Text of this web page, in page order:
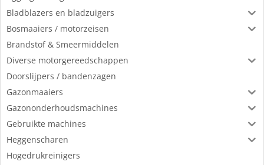
Bladblazers en bladzuigers
Bosmaaiers / motorzeisen
Brandstof & Smeermiddelen
Diverse motorgereedschappen
Doorslijpers / bandenzagen
Gazonmaaiers
Gazononderhoudsmachines
Gebruikte machines
Heggenscharen
Hogedrukreinigers